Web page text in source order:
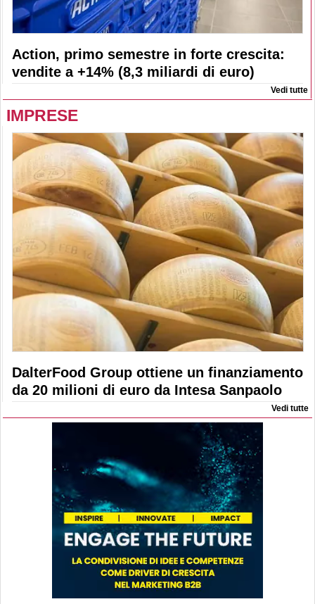
Action, primo semestre in forte crescita:
vendite a +14% (8,3 miliardi di euro)
Vedi tutte
IMPRESE
DalterFood Group ottiene un finanziamento
da 20 milioni di euro da Intesa Sanpaolo
Vedi tutte